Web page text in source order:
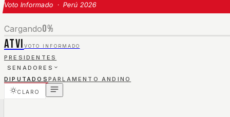
Voto Informado · Perú 2026
Cargando0%
ATVI VOTO INFORMADO
PRESIDENTES
SENADORES
DIPUTADOS PARLAMENTO ANDINO
CLARO